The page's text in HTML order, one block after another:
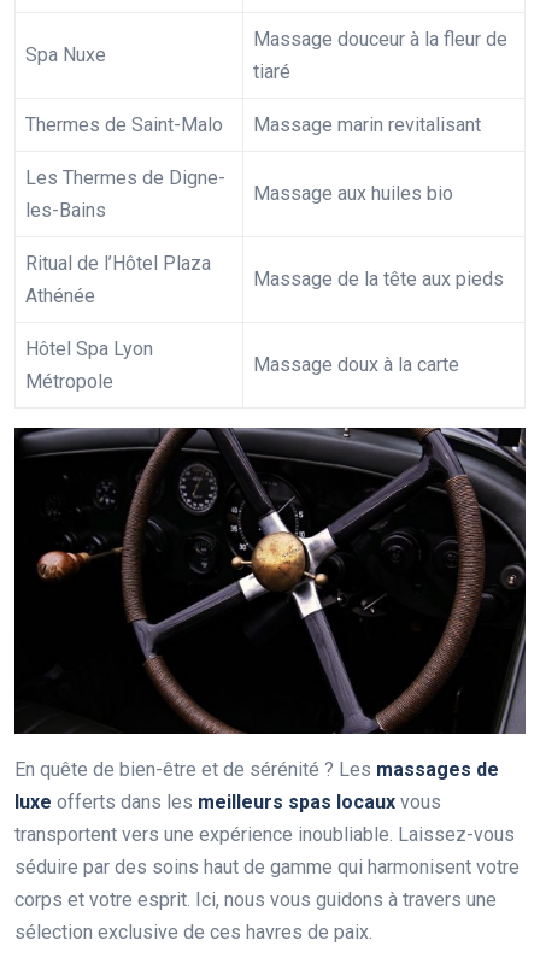
Spa Nuxe
Massage douceur à la fleur de
tiaré
Thermes de Saint-Malo Massage marin revitalisant
Les Thermes de Digne-
les-Bains
Massage aux huiles bio
Ritual de l’Hôtel Plaza
Athénée
Massage de la tête aux pieds
Hôtel Spa Lyon
Métropole
Massage doux à la carte
En quête de bien-être et de sérénité ? Les massages de
luxe offerts dans les meilleurs spas locaux vous
transportent vers une expérience inoubliable. Laissez-vous
séduire par des soins haut de gamme qui harmonisent votre
corps et votre esprit. Ici, nous vous guidons à travers une
sélection exclusive de ces havres de paix.